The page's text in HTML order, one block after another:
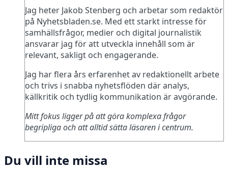
Jag heter Jakob Stenberg och arbetar som redaktör
på Nyhetsbladen.se. Med ett starkt intresse för
samhällsfrågor, medier och digital journalistik
ansvarar jag för att utveckla innehåll som är
relevant, sakligt och engagerande.
Jag har flera års erfarenhet av redaktionellt arbete
och trivs i snabba nyhetsflöden där analys,
källkritik och tydlig kommunikation är avgörande.
Mitt fokus ligger på att göra komplexa frågor
begripliga och att alltid sätta läsaren i centrum.
Du vill inte missa